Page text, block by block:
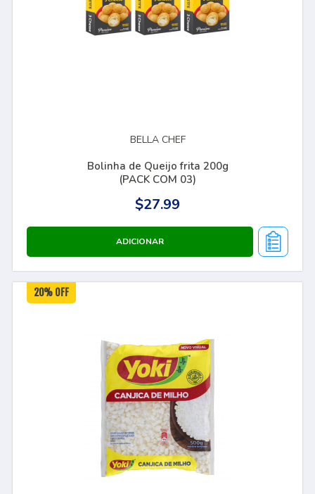
BELLA CHEF
Bolinha de Queijo frita 200g
(PACK COM 03)
$27.99
20% OFF